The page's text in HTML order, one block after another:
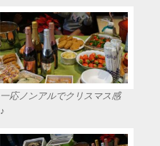
一応ノンアルでクリスマス感
♪